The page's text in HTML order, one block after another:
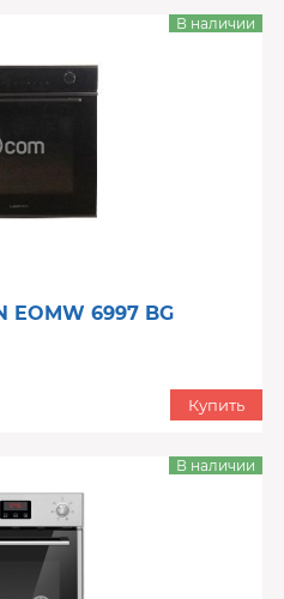
EOMW 6997 BG
В наличии
Купить
В наличии